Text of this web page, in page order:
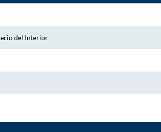
del Interior